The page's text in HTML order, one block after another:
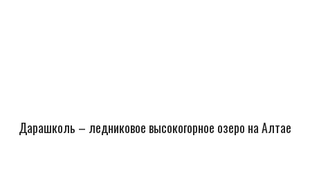
Дарашколь – ледниковое высокогорное озеро на Алтае